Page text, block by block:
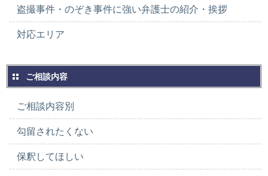
盗撮事件・のぞき事件に強い弁護士の紹介・挨拶
対応エリア
ご相談内容
ご相談内容別
勾留されたくない
保釈してほしい